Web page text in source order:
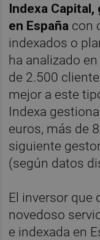
Indexa
en España con
indexados o
ha analizado
de 2.500
mejor a este
Indexa
euros, más de
siguiente
(según datos
El inversor que
novedoso
e indexada en